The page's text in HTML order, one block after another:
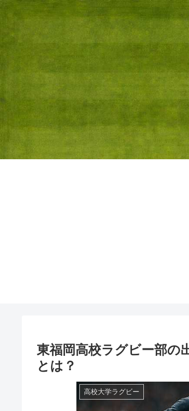
東福岡高校ラグビー部の
とは？
高校大学ラグビー